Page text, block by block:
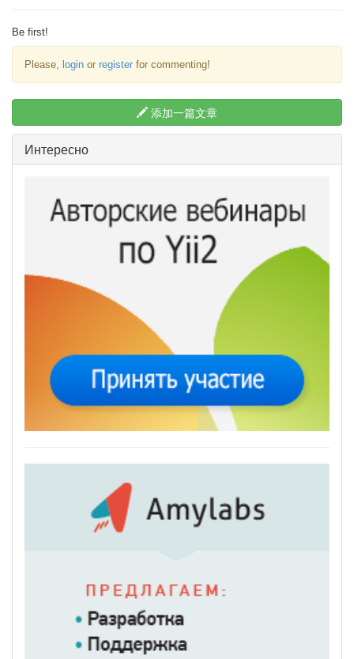
Be first!
Please, login or register for commenting!
添加一篇文章
Интересно